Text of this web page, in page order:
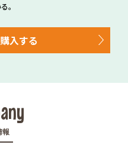
。
入する
報